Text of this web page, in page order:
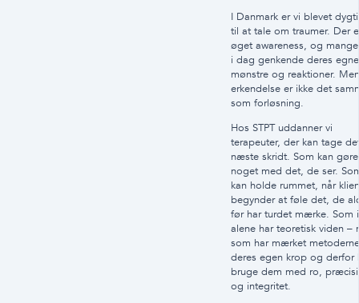
I Danmark er vi blevet
til at tale om traumer. Der
øget awareness, og
i dag genkende deres egne
mønstre og reaktioner. Men
erkendelse er ikke det
som forløsning.
Hos STPT uddanner vi
terapeuter, der kan tage
næste skridt. Som kan gøre
noget med det, de ser.
kan holde rummet, når
begynder at føle det, de
før har turdet mærke. Som
alene har teoretisk viden –
som har mærket
deres egen krop og derfor
bruge dem med ro,
og integritet.